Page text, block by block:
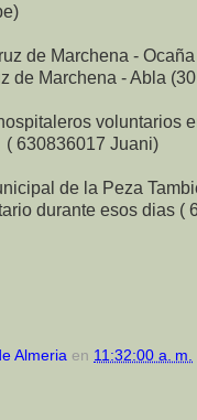
de Marchena -
- Abla (30
voluntarios
Juani)
de la Peza
durante esos dias (
Almeria en 11:32:00 a. m.